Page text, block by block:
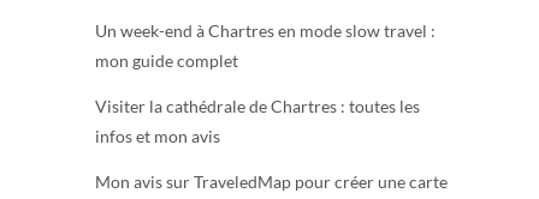
Un week-end à Chartres en mode slow travel :
mon guide complet
Visiter la cathédrale de Chartres : toutes les
infos et mon avis
Mon avis sur TraveledMap pour créer une carte